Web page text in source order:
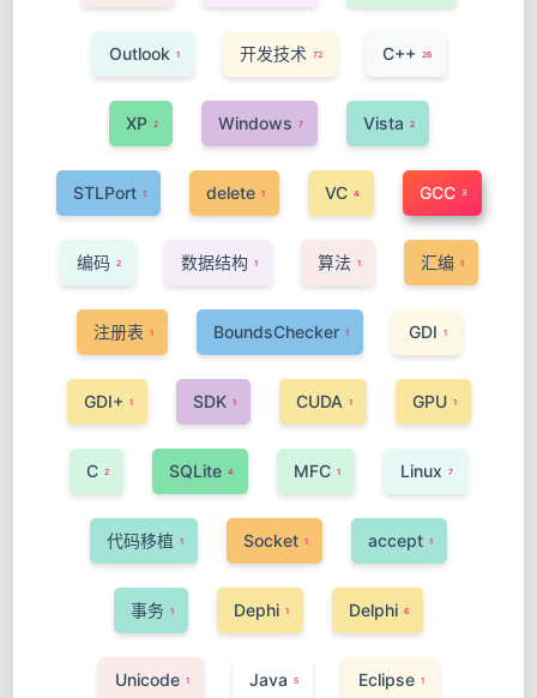
Outlook 1 开发技术 72 C++ 26
XP 2 Windows 7 Vista 2
STLPort 1 delete 1 VC 4 GCC 3
编码 2 数据结构 1 算法 1 汇编 1
注册表 1 BoundsChecker 1 GDI 1
GDI+ 1 SDK 1 CUDA 1 GPU 1
C 2 SQLite 4 MFC 1 Linux 7
代码移植 1 Socket 1 accept 1
事务 1 Dephi 1 Delphi 6
Unicode 1 Java 5 Eclipse 1